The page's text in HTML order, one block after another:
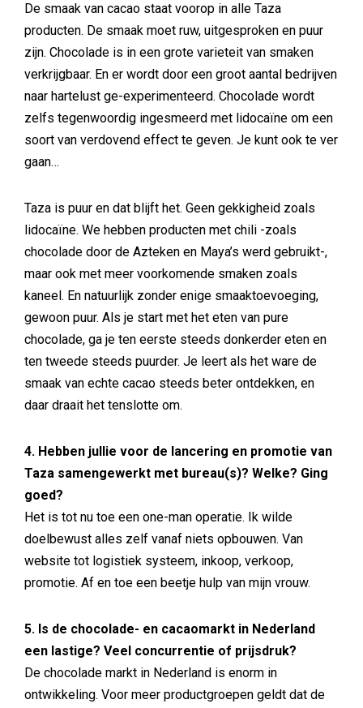
De smaak van cacao staat voorop in alle Taza
producten. De smaak moet ruw, uitgesproken en puur
zijn. Chocolade is in een grote varieteit van smaken
verkrijgbaar. En er wordt door een groot aantal bedrijven
naar hartelust ge-experimenteerd. Chocolade wordt
zelfs tegenwoordig ingesmeerd met lidocaïne om een
soort van verdovend effect te geven. Je kunt ook te ver
gaan…
Taza is puur en dat blijft het. Geen gekkigheid zoals
lidocaïne. We hebben producten met chili -zoals
chocolade door de Azteken en Maya’s werd gebruikt-,
maar ook met meer voorkomende smaken zoals
kaneel. En natuurlijk zonder enige smaaktoevoeging,
gewoon puur. Als je start met het eten van pure
chocolade, ga je ten eerste steeds donkerder eten en
ten tweede steeds puurder. Je leert als het ware de
smaak van echte cacao steeds beter ontdekken, en
daar draait het tenslotte om.
4. Hebben jullie voor de lancering en promotie van
Taza samengewerkt met bureau(s)? Welke? Ging
goed?
Het is tot nu toe een one-man operatie. Ik wilde
doelbewust alles zelf vanaf niets opbouwen. Van
website tot logistiek systeem, inkoop, verkoop,
promotie. Af en toe een beetje hulp van mijn vrouw.
5. Is de chocolade- en cacaomarkt in Nederland
een lastige? Veel concurrentie of prijsdruk?
De chocolade markt in Nederland is enorm in
ontwikkeling. Voor meer productgroepen geldt dat de